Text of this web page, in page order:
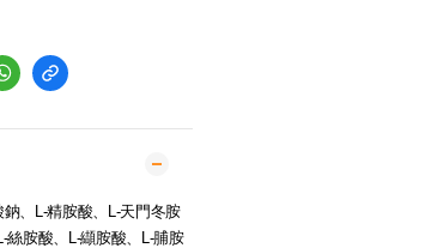
、L-精胺酸、L-天門冬胺
絲胺酸、L-纈胺酸、L-脯胺